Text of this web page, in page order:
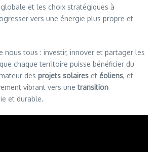
et les choix stratégiques à
vers une énergie plus propre et
nous tous : investir, innover et partager les
chaque territoire puisse bénéficier du
des projets solaires et éoliens, et
vibrant vers unetransition
et durable.